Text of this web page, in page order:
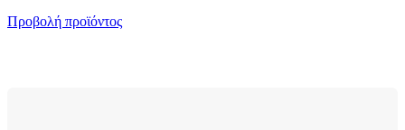
Προβολή προϊόντος